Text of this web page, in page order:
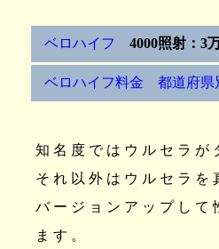
ベロハイフ 4000照射：3
ベロハイフ料金 都道府県
知名度ではウルセラが
それ以外はウルセラを
バージョンアップして
ます。